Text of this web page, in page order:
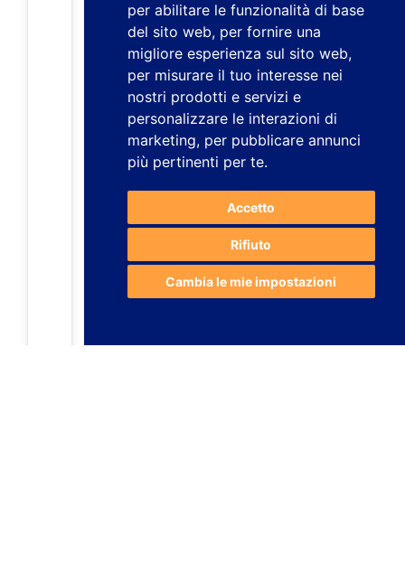
per abilitare le funzionalità di base
del sito web, per fornire una
migliore esperienza sul sito web,
per misurare il tuo interesse nei
nostri prodotti e servizi e
personalizzare le interazioni di
marketing, per pubblicare annunci
più pertinenti per te.
Accetto
Rifiuto
Cambia le mie impostazioni